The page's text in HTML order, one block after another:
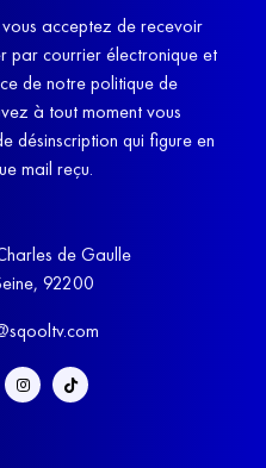
acceptez de recevoir
par courrier électronique et
de notre politique de
à tout moment vous
désinscription qui figure en
mail reçu.
de Gaulle
92200